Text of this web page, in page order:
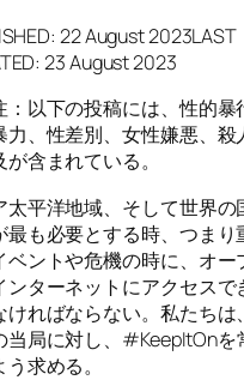
22 August 2023LAST
23 August 2023
：以下の投稿には、性的暴
力、性差別、女性嫌悪、殺
が含まれている。
太平洋地域、そして世界の
最も必要とする時、つまり
ベントや危機の時に、オー
ンターネットにアクセスで
ければならない。私たちは
当局に対し、#KeepItOnを
求める。